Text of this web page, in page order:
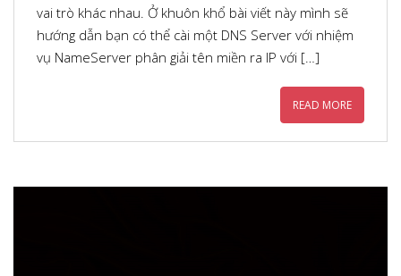
vai trò khác nhau. Ở khuôn khổ bài viết này mình sẽ
hướng dẫn bạn có thể cài một DNS Server với nhiệm
vụ NameServer phân giải tên miền ra IP với […]
READ MORE